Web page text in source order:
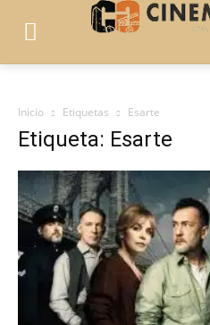
Inicio Etiquetas Esarte
Etiqueta: Esarte